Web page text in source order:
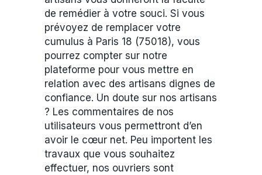
de remédier à votre souci. Si vous
prévoyez de remplacer votre
cumulus à Paris 18 (75018), vous
pourrez compter sur notre
plateforme pour vous mettre en
relation avec des artisans dignes de
confiance. Un doute sur nos artisans
? Les commentaires de nos
utilisateurs vous permettront d’en
avoir le cœur net. Peu importent les
travaux que vous souhaitez
effectuer, nos ouvriers sont